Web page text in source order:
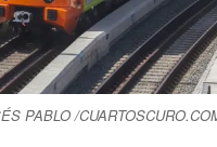
PABLO /